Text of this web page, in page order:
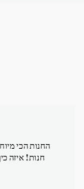
החנות הכי
חנות! איזה